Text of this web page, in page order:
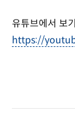
유튜브에서 보
https://